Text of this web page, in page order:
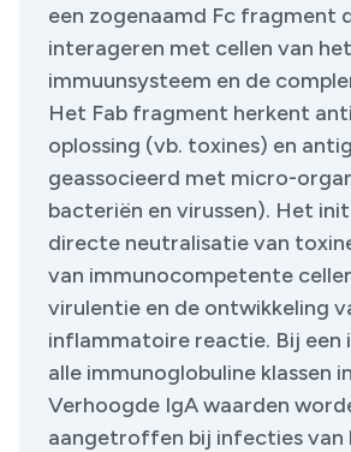
een zogenaamd Fc fragment
interageren met cellen van het
immuunsysteem en de
Het Fab fragment herkent
oplossing (vb. toxines) en
geassocieerd met micro-
bacteriën en virussen). Het
directe neutralisatie van
van immunocompetente
virulentie en de ontwikkeling
inflammatoire reactie. Bij
alle immunoglobuline klassen
Verhoogde IgA waarden
aangetroffen bij infecties van